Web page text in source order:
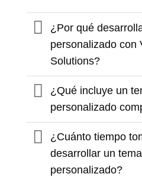
¿Por qué
personalizado con
Solutions?
¿Qué incluye un
personalizado
¿Cuánto tiempo
desarrollar un tema
personalizado?